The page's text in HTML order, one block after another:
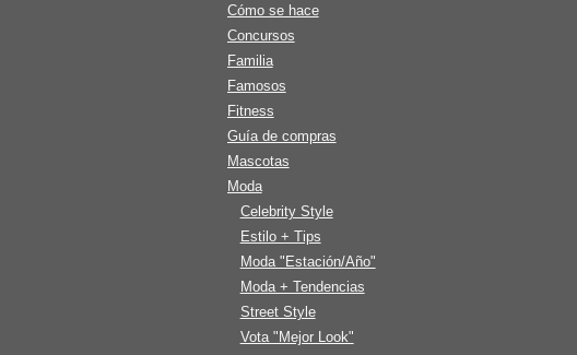
Cómo se hace
Concursos
Familia
Famosos
Fitness
Guía de compras
Mascotas
Moda
Celebrity Style
Estilo + Tips
Moda "Estación/Año"
Moda + Tendencias
Street Style
Vota "Mejor Look"